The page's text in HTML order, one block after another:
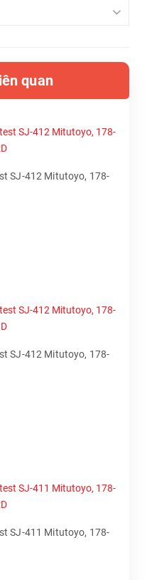
quan
SJ-412 Mitutoyo, 178-
SJ-412 Mitutoyo, 178-
SJ-411 Mitutoyo, 178-